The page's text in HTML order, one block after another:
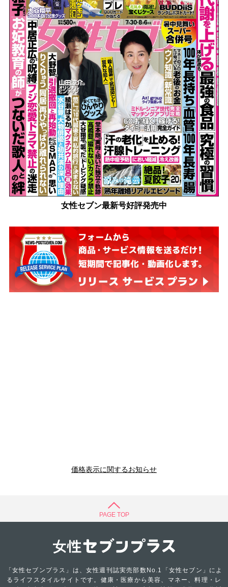
女性セブン最新号好評発売中
価格表示に関するお知らせ
PAGE TOP
「女性セブンプラス」は、女性週刊誌実売部数No.1「女性セブン」によ
るライフスタイルサイトです。健康・医療から美容、マネー、料理・レ